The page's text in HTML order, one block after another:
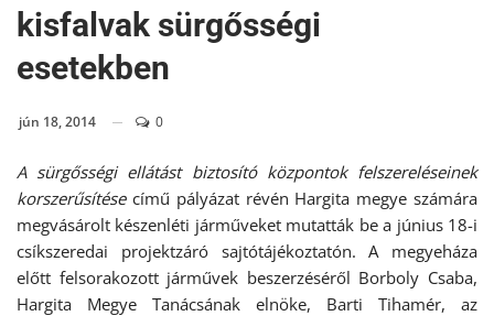
kisfalvak sürgősségi
esetekben
jún 18, 2014 0
A sürgősségi ellátást biztosító központok felszereléseinek
korszerűsítésecímű pályázat révén Hargita megye számára
megvásárolt készenléti járműveket mutatták be a június 18-i
csíkszeredai projektzáró sajtótájékoztatón. A megyeháza
előtt felsorakozott járművek beszerzéséről Borboly Csaba,
Hargita Megye Tanácsának elnöke, Barti Tihamér, az